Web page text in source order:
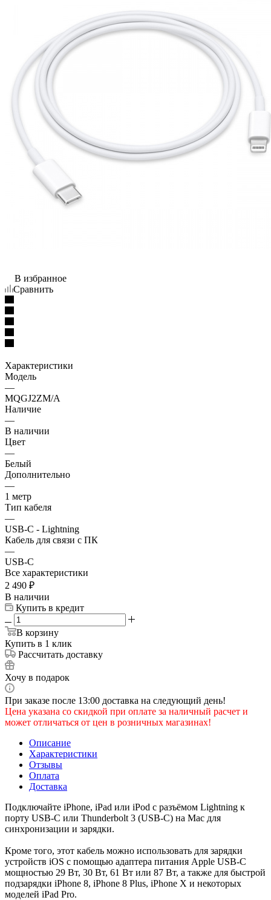
В избранное
Сравнить
Характеристики
Модель
—
MQGJ2ZM/A
Наличие
—
В наличии
Цвет
—
Белый
Дополнительно
—
1 метр
Тип кабеля
—
USB-C - Lightning
Кабель для связи с ПК
—
USB-C
Все характеристики
2 490 ₽
В наличии
Купить в кредит
В корзину
Купить в 1 клик
Рассчитать доставку
Хочу в подарок
При заказе после 13:00 доставка на следующий день!
Цена указана со скидкой при оплате за наличный расчет и
может отличаться от цен в розничных магазинах!
Описание
Характеристики
Отзывы
Оплата
Доставка
Подключайте iPhone, iPad или iPod с разъёмом Lightning к
порту USB-C или Thunderbolt 3 (USB-C) на Mac для
синхронизации и зарядки.
Кроме того, этот кабель можно использовать для зарядки
устройств iOS с помощью адаптера питания Apple USB-C
мощностью 29 Вт, 30 Вт, 61 Вт или 87 Вт, а также для быстрой
подзарядки iPhone 8, iPhone 8 Plus, iPhone X и некоторых
моделей iPad Pro.